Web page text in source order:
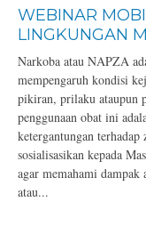
WEBINAR
LINGKUNGAN
Narkoba atau NAPZA
mempengaruh kondisi
pikiran, prilaku ataupun
penggunaan obat ini
ketergantungan
sosialisasikan kepada
agar memahami dampak
atau...